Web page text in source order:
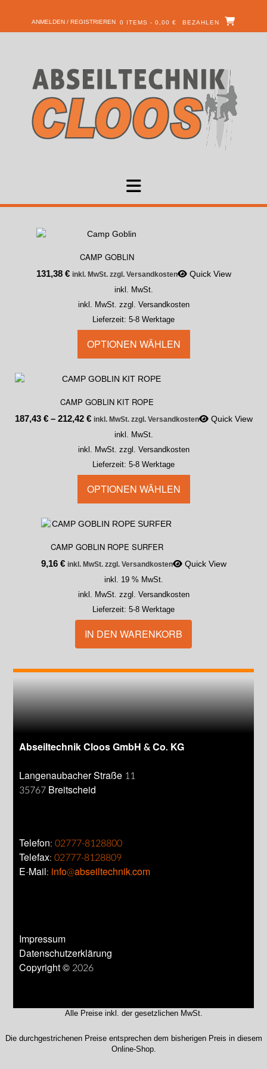
ANMELDEN / REGISTRIEREN 0 ITEMS - 0,00 € BEZAHLEN
CAMP GOBLIN
131,38 € inkl. MwSt. zzgl. Versandkosten Quick View
inkl. MwSt.
inkl. MwSt. zzgl. Versandkosten
Lieferzeit: 5-8 Werktage
OPTIONEN WÄHLEN
CAMP GOBLIN KIT ROPE
187,43 €– 212,42 € inkl. MwSt. zzgl. Versandkosten Quick View
inkl. MwSt.
inkl. MwSt. zzgl. Versandkosten
Lieferzeit: 5-8 Werktage
OPTIONEN WÄHLEN
CAMP GOBLIN ROPE SURFER
9,16 € inkl. MwSt. zzgl. Versandkosten Quick View
inkl. 19 % MwSt.
inkl. MwSt. zzgl. Versandkosten
Lieferzeit: 5-8 Werktage
IN DEN WARENKORB
Abseiltechnik Cloos GmbH & Co. KG
Langenaubacher Straße 11
35767 Breitscheid
Telefon:02777-8128800
Telefax:02777-8128809
E-Mail: info@abseiltechnik.com
Impressum
Datenschutzerklärung
Copyright © 2026
Alle Preise inkl. der gesetzlichen MwSt.
Die durchgestrichenen Preise entsprechen dem bisherigen Preis in diesem
Online-Shop.